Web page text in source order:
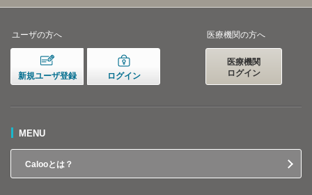
ユーザの方へ
新規ユーザ登録 ログイン
医療機関の方へ
医療機関
ログイン
MENU
Calooとは？